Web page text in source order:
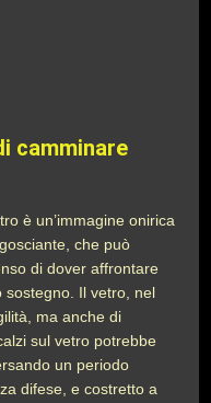
camminare
è un’immagine onirica
che può
di dover affrontare
sostegno. Il vetro, nel
ma anche di
sul vetro potrebbe
un periodo
difese, e costretto a